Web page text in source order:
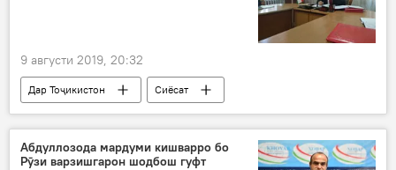
9 августи 2019, 20:32
Дар Тоҷикистон
Сиёсат
нишасти матбуотӣ
рӯзноманигорон
ВМКБ
Абдуллозода мардуми кишварро бо
Рӯзи варзишгарон шодбош гуфт